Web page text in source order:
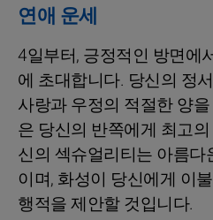
연애 운세
4일부터, 긍정적인 방면에
에 초대합니다. 당신의 정
사랑과 우정의 적절한 양
은 당신의 반쪽에게 최고
신의 섹슈얼리티는 아름다
이며, 화성이 당신에게 이
행적을 제안할 것입니다.